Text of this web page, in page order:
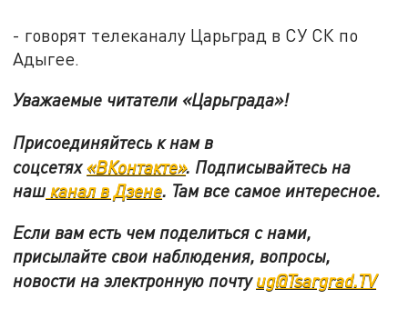
- говорят телеканалу Царьград в СУ СК по
Адыгее.
Уважаемые читатели «Царьграда»!
Присоединяйтесь к нам в
соцсетях«ВКонтакте». Подписывайтесь на
нашканал в Дзене. Там все самое интересное.
Если вам есть чем поделиться с нами,
присылайте свои наблюдения, вопросы,
новости на электронную почтуug@Tsargrad.TV